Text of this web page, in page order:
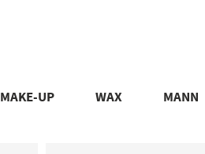
MAKE-UP WAX MANN